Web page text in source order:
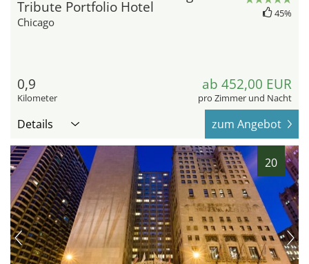
Tribute Portfolio Hotel
Chicago
45%
0,9
Kilometer
ab 452,00 EUR
pro Zimmer und Nacht
Details zum Angebot
20